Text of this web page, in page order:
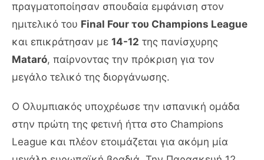
πραγματοποίησαν σπουδαία εμφάνιση στον
ημιτελικό του Final Four του Champions League
και επικράτησαν με 14-12 της πανίσχυρης
Mataró, παίρνοντας την πρόκριση για τον
μεγάλο τελικό της διοργάνωσης.
Ο Ολυμπιακός υποχρέωσε την ισπανική ομάδα
στην πρώτη της φετινή ήττα στο Champions
League και πλέον ετοιμάζεται για ακόμη μία